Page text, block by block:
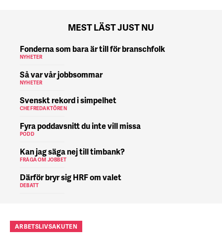
MEST LÄST JUST NU
Fonderna som bara är till för branschfolk
NYHETER
Så var vår jobbsommar
NYHETER
Svenskt rekord i simpelhet
CHEFREDAKTÖREN
Fyra poddavsnitt du inte vill missa
PODD
Kan jag säga nej till timbank?
FRÅGA OM JOBBET
Därför bryr sig HRF om valet
DEBATT
ARBETSLIVSAKUTEN